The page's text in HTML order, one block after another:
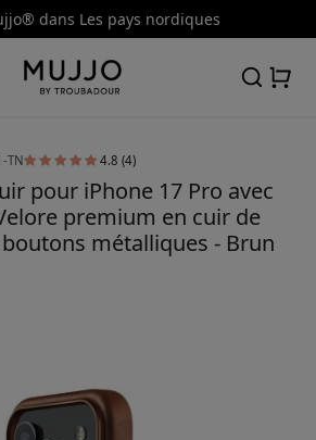
dans Les pays nordiques
TN 4.8 (4)
pour iPhone 17 Pro avec
premium en cuir de
métalliques - Brun